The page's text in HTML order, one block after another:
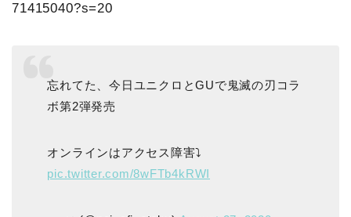
71415040?s=20
忘れてた、今日ユニクロとGUで鬼滅の刃コラ
ボ第2弾発売
オンラインはアクセス障害⤵︎
pic.twitter.com/8wFTb4kRWI